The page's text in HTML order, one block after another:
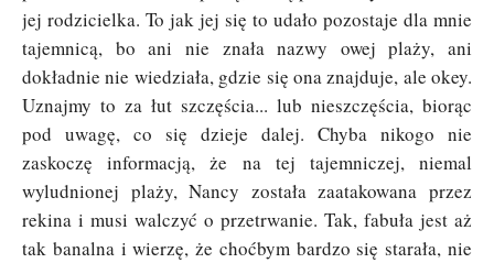
jej rodzicielka. To jak jej się to udało pozostaje dla mnie
tajemnicą, bo ani nie znała nazwy owej plaży, ani
dokładnie nie wiedziała, gdzie się ona znajduje, ale okey.
Uznajmy to za łut szczęścia... lub nieszczęścia, biorąc
pod uwagę, co się dzieje dalej. Chyba nikogo nie
zaskoczę informacją, że na tej tajemniczej, niemal
wyludnionej plaży, Nancy została zaatakowana przez
rekina i musi walczyć o przetrwanie. Tak, fabuła jest aż
tak banalna i wierzę, że choćbym bardzo się starała, nie